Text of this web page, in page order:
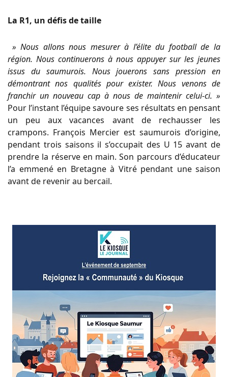
La R1, un défis de taille
» Nous allons nous mesurer à l’élite du football de la
région. Nous continuerons à nous appuyer sur les jeunes
issus du saumurois. Nous jouerons sans pression en
démontrant nos qualités pour exister. Nous venons de
franchir un nouveau cap à nous de maintenir celui-ci. »
Pour l’instant l’équipe savoure ses résultats en pensant
un peu aux vacances avant de rechausser les
crampons. François Mercier est saumurois d’origine,
pendant trois saisons il s’occupait des U 15 avant de
prendre la réserve en main. Son parcours d’éducateur
l’a emmené en Bretagne à Vitré pendant une saison
avant de revenir au bercail.